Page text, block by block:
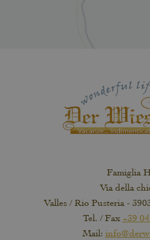
Famiglia
Via della
Valles / Rio Pusteria -
Tel. / Fax +39
Mail: